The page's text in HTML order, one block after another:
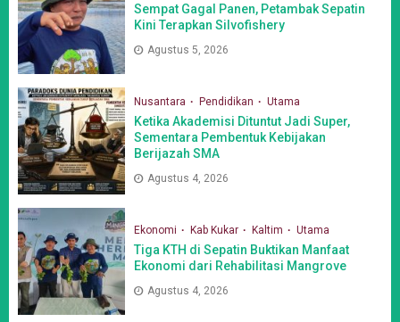
Sempat Gagal Panen, Petambak Sepatin
Kini Terapkan Silvofishery
Agustus 5, 2026
Nusantara Pendidikan Utama
Ketika Akademisi Dituntut Jadi Super,
Sementara Pembentuk Kebijakan
Berijazah SMA
Agustus 4, 2026
Ekonomi Kab Kukar Kaltim Utama
Tiga KTH di Sepatin Buktikan Manfaat
Ekonomi dari Rehabilitasi Mangrove
Agustus 4, 2026